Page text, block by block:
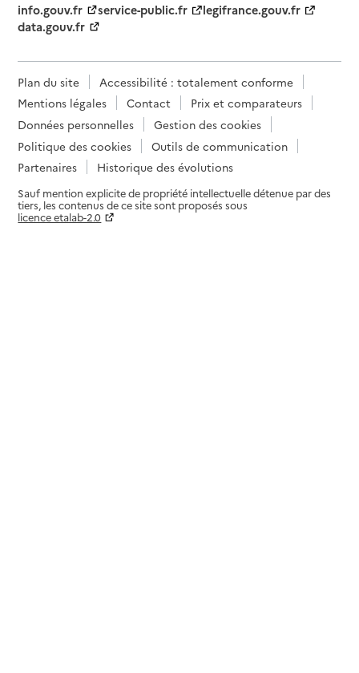
info.gouv.fr
service-public.fr
legifrance.gouv.fr
data.gouv.fr
Plan du site
Accessibilité : totalement conforme
Mentions légales
Contact
Prix et comparateurs
Données personnelles
Gestion des cookies
Politique des cookies
Outils de communication
Partenaires
Historique des évolutions
Sauf mention explicite de propriété intellectuelle détenue par des
tiers, les contenus de ce site sont proposés sous
licence etalab-2.0